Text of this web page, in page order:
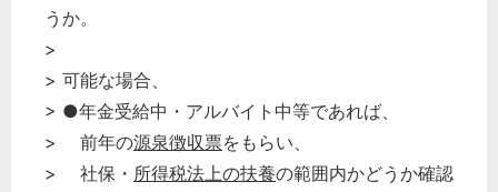
うか。
>
> 可能な場合、
> ●年金受給中・アルバイト中等であれば、
> 前年の源泉徴収票をもらい、
> 社保・ 所得税法上の扶養の範囲内かどうか確認